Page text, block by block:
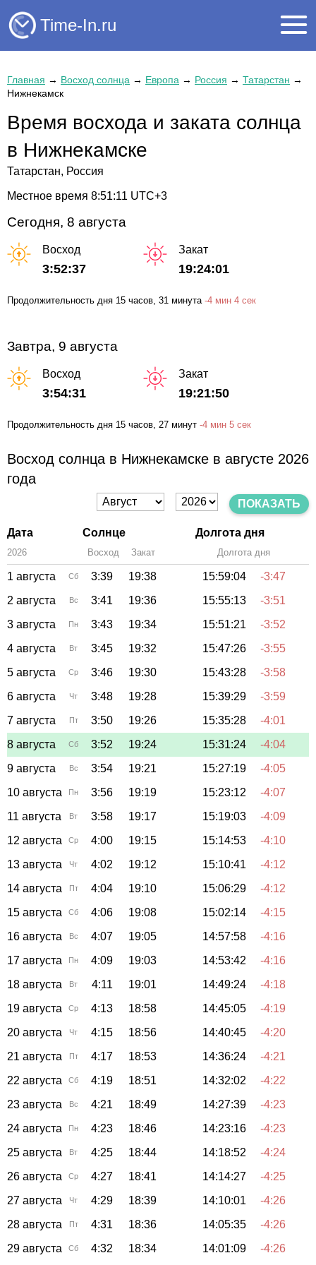
Time-In.ru
Главная → Восход солнца → Европа → Россия → Татарстан →
Нижнекамск
Время восхода и заката солнца
в Нижнекамске
Татарстан, Россия
Местное время 8:51:11 UTC+3
Сегодня, 8 августа
Восход
3:52:37
Закат
19:24:01
Продолжительность дня 15 часов , 31 минута -4 мин 4 сек
Завтра, 9 августа
Восход
3:54:31
Закат
19:21:50
Продолжительность дня 15 часов, 27 минут -4 мин 5 сек
Восход солнца в Нижнекамске в августе 2026
года
ПОКАЗАТЬ
Дата Солнце Долгота дня
2026 Восход Закат Долгота дня
1 августа Сб 3:39 19:38 15:59:04
-3:47
2 августа
Вс 3:41 19:36 15:55:13
-3:51
3 августа
Пн 3:43 19:34 15:51:21
-3:52
4 августа
Вт 3:45 19:32 15:47:26
-3:55
5 августа
Ср 3:46 19:30 15:43:28
-3:58
6 августа
Чт 3:48 19:28 15:39:29
-3:59
7 августа
Пт 3:50 19:26 15:35:28
-4:01
8 августа
Сб 3:52 19:24 15:31:24
-4:04
9 августа
Вс 3:54 19:21 15:27:19
-4:05
10 августа
Пн 3:56 19:19 15:23:12
-4:07
11 августа
Вт 3:58 19:17 15:19:03
-4:09
12 августа
Ср 4:00 19:15 15:14:53
-4:10
13 августа
Чт 4:02 19:12 15:10:41
-4:12
14 августа
Пт 4:04 19:10 15:06:29
-4:12
15 августа
Сб 4:06 19:08 15:02:14
-4:15
16 августа
Вс 4:07 19:05 14:57:58
-4:16
17 августа
Пн 4:09 19:03 14:53:42
-4:16
18 августа
Вт 4:11 19:01 14:49:24
-4:18
19 августа
Ср 4:13 18:58 14:45:05
-4:19
20 августа
Чт 4:15 18:56 14:40:45
-4:20
21 августа
Пт 4:17 18:53 14:36:24
-4:21
22 августа
Сб 4:19 18:51 14:32:02
-4:22
23 августа
Вс 4:21 18:49 14:27:39
-4:23
24 августа
Пн 4:23 18:46 14:23:16
-4:23
25 августа
Вт 4:25 18:44 14:18:52
-4:24
26 августа
Ср 4:27 18:41 14:14:27
-4:25
27 августа
Чт 4:29 18:39 14:10:01
-4:26
28 августа
Пт 4:31 18:36 14:05:35
-4:26
29 августа
Сб 4:32 18:34 14:01:09 -4:26